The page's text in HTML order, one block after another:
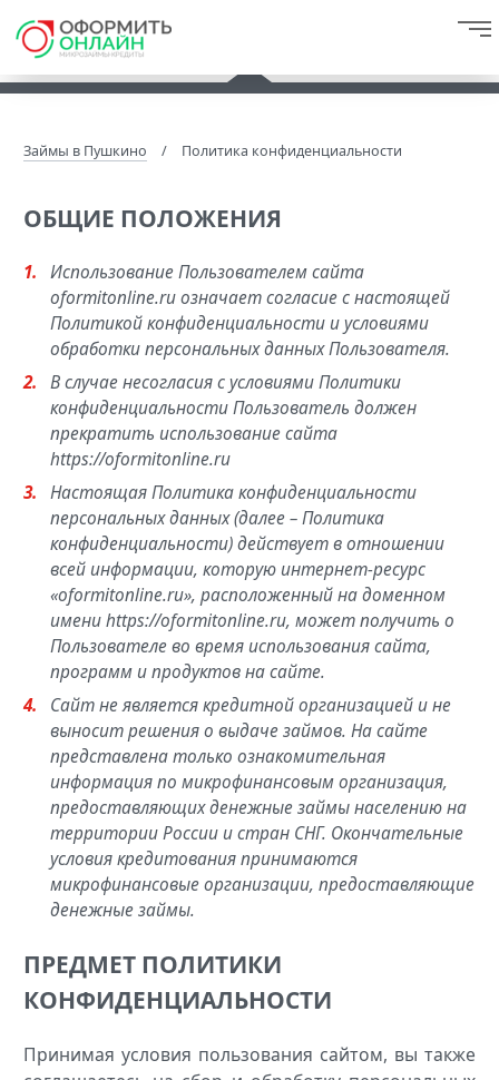
Займы в Пушкино / Политика конфиденциальности
ОБЩИЕ ПОЛОЖЕНИЯ
Использование Пользователем сайта
oformitonline.ru означает согласие с настоящей
Политикой конфиденциальности и условиями
обработки персональных данных Пользователя.
В случае несогласия с условиями Политики
конфиденциальности Пользователь должен
прекратить использование сайта
https://oformitonline.ru
Настоящая Политика конфиденциальности
персональных данных (далее – Политика
конфиденциальности) действует в отношении
всей информации, которую интернет-ресурс
«oformitonline.ru», расположенный на доменном
имени https://oformitonline.ru, может получить о
Пользователе во время использования сайта,
программ и продуктов на сайте.
Сайт не является кредитной организацией и не
выносит решения о выдаче займов. На сайте
представлена только ознакомительная
информация по микрофинансовым организация,
предоставляющих денежные займы населению на
территории России и стран СНГ. Окончательные
условия кредитования принимаются
микрофинансовые организации, предоставляющие
денежные займы.
ПРЕДМЕТ ПОЛИТИКИ
КОНФИДЕНЦИАЛЬНОСТИ
Принимая условия пользования сайтом, вы также